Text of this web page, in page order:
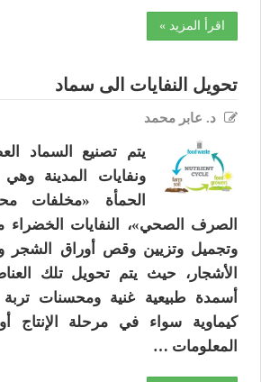
اقرأ المزيد »
تحويل النفايات الى سماد
د. عابر محمد
يتم تصنيع السماد
ونفايات المدينة
الحمأة «مخلفات
الصرف الصحي»، النفايات
وتجميل وتزيين وقص أوراق الشجر
الأشجار، حيث يتم تحويل تلك
أسمدة طبيعية غنية ومحسنات
كيماوية سواء في مرحلة الإنتاج
المعلومات …